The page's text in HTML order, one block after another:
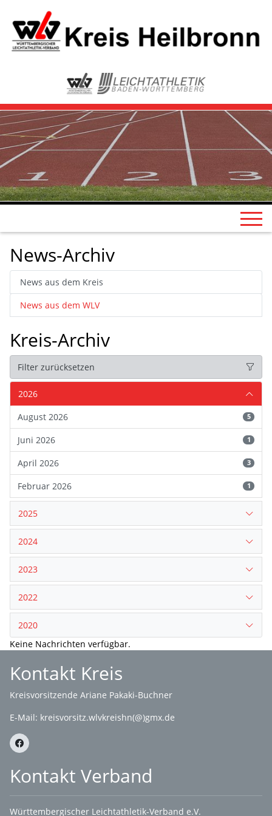
News-Archiv
News aus dem Kreis
News aus dem WLV
Kreis-Archiv
Filter zurücksetzen
2026
August 2026
5
Juni 2026 1
April 2026 3
Februar 2026 1
2025
2024
2023
2022
2020
Keine Nachrichten verfügbar.
Kontakt Kreis
Kreisvorsitzende Ariane Pakaki-Buchner
E-Mail: kreisvorsitz.wlvkreishn(@)gmx.de
Kontakt Verband
Württembergischer Leichtathletik-Verband e.V.